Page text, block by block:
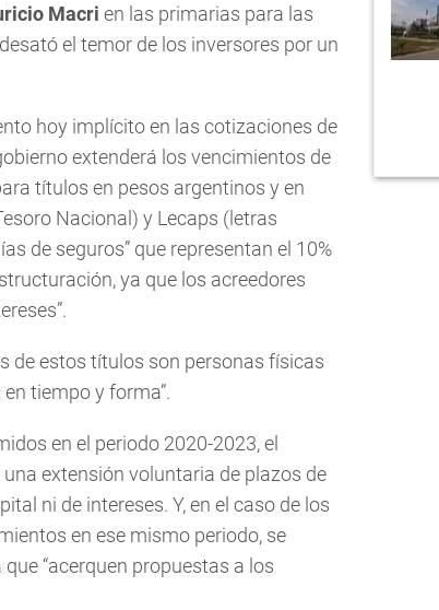
Macri en las primarias para las
el temor de los inversores por un
hoy implícito en las cotizaciones de
extenderá los vencimientos de
títulos en pesos argentinos y en
Nacional) y Lecaps (letras
de seguros” que representan el 10%
ya que los acreedores
de estos títulos son personas físicas
tiempo y forma”.
en el periodo 2020-2023, el
extensión voluntaria de plazos de
ni de intereses. Y, en el caso de los
en ese mismo periodo, se
“acerquen propuestas a los